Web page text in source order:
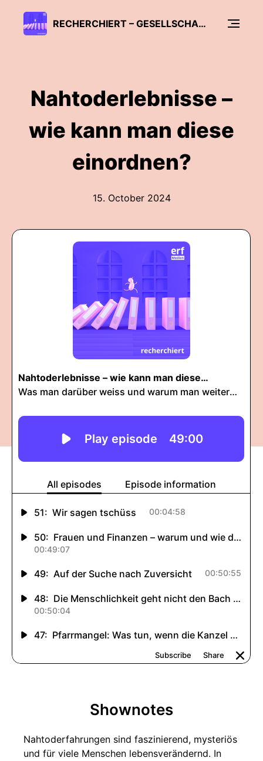
RECHERCHIERT – GESELLSCHAFTLICHE THEMEN VON A - Z
Nahtoderlebnisse –
wie kann man diese
einordnen?
15. October 2024
Shownotes
Nahtoderfahrungen sind faszinierend, mysteriös
und für viele Menschen lebensverändernd. In